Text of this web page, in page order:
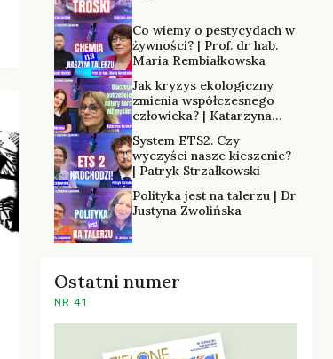
Co wiemy o pestycydach w
żywności? | Prof. dr hab.
Maria Rembiałkowska
Jak kryzys ekologiczny
zmienia współczesnego
człowieka? | Katarzyna
System ETS2. Czy
wyczyści nasze kieszenie?
| Patryk Strzałkowski
Polityka jest na talerzu | Dr
Justyna Zwolińska
Ostatni numer
NR 41